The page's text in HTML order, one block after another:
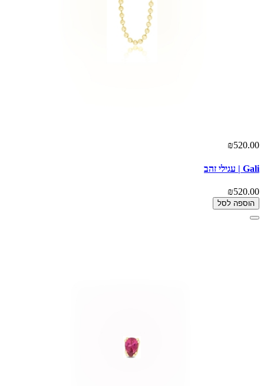
₪520.00
Gali | עגילי זהב
₪520.00
הוספה לסל